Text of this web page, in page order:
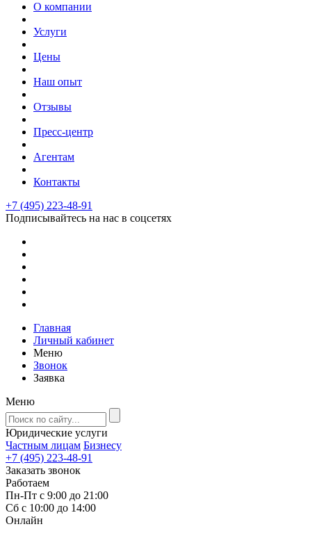
О компании
Услуги
Цены
Наш опыт
Отзывы
Пресс-центр
Агентам
Контакты
+7 (495) 223-48-91
Подписывайтесь на нас в соцсетях
Главная
Личный кабинет
Меню
Звонок
Заявка
Меню
Юридические услуги
Частным лицам Бизнесу
+7 (495) 223-48-91
Заказать звонок
Работаем
Пн-Пт с 9:00 до 21:00
Сб с 10:00 до 14:00
Онлайн